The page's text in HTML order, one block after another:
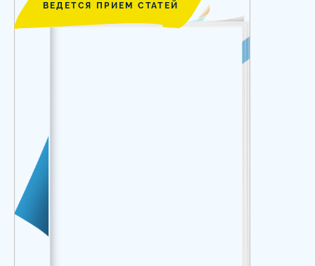
ВЕДЕТСЯ ПРИЕМ СТАТЕЙ